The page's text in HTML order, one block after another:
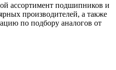
ассортимент подшипников и
производителей, а также
по подбору аналогов от